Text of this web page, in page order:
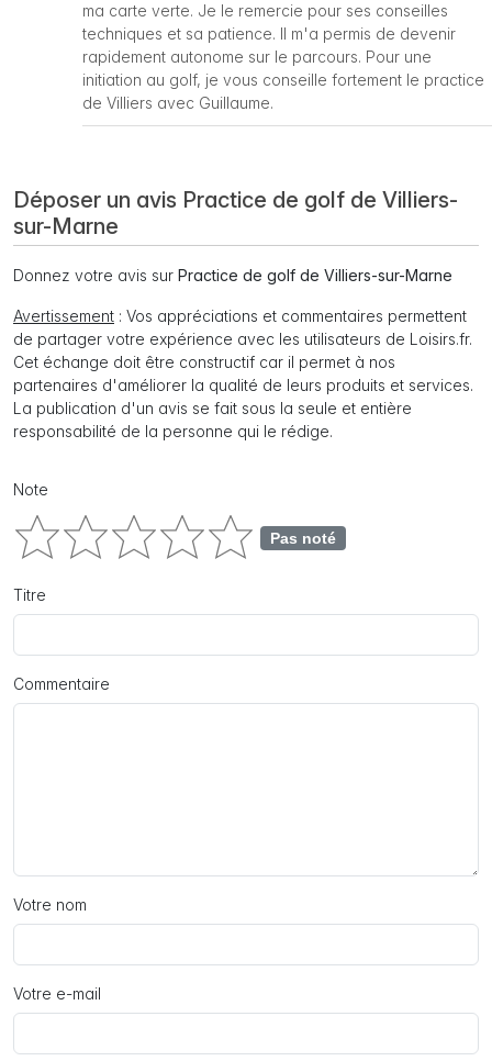
ma carte verte. Je le remercie pour ses conseilles
techniques et sa patience. Il m'a permis de devenir
rapidement autonome sur le parcours. Pour une
initiation au golf, je vous conseille fortement le practice
de Villiers avec Guillaume.
Déposer un avis Practice de golf de Villiers-
sur-Marne
Donnez votre avis sur Practice de golf de Villiers-sur-Marne
Avertissement : Vos appréciations et commentaires permettent
de partager votre expérience avec les utilisateurs de Loisirs.fr.
Cet échange doit être constructif car il permet à nos
partenaires d'améliorer la qualité de leurs produits et services.
La publication d'un avis se fait sous la seule et entière
responsabilité de la personne qui le rédige.
Note
Pas noté
Titre
Commentaire
Votre nom
Votre e-mail